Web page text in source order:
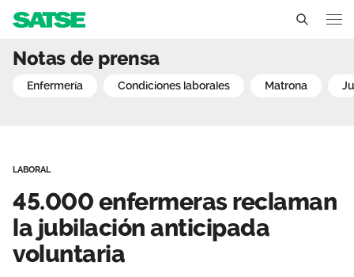
Delegados Sindicales
Estructura organizativa
Transparencia
Secciones sindicales
Servicios
Actualidad
Temas
Sedes
Contáctanos
45.000 enfermeras
Notas de prensa
enfermería condiciones laborales matrona
LABORAL
45.000 enfermeras reclaman
la jubilación anticipada
voluntaria